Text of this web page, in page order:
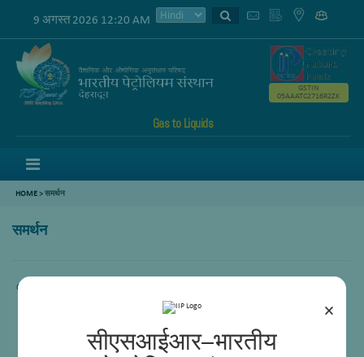
×
सीएसआईआर–भारतीय
9 अगस्त 2026 12:20 AM
Gas to Liquids
GSTIN
05AAATC2716R2ZK
HOME>समर्थन
समर्थन
Content is not available…